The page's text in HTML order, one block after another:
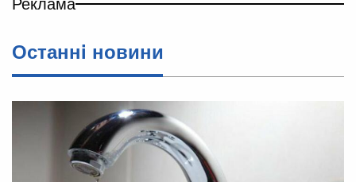
Останнi новини